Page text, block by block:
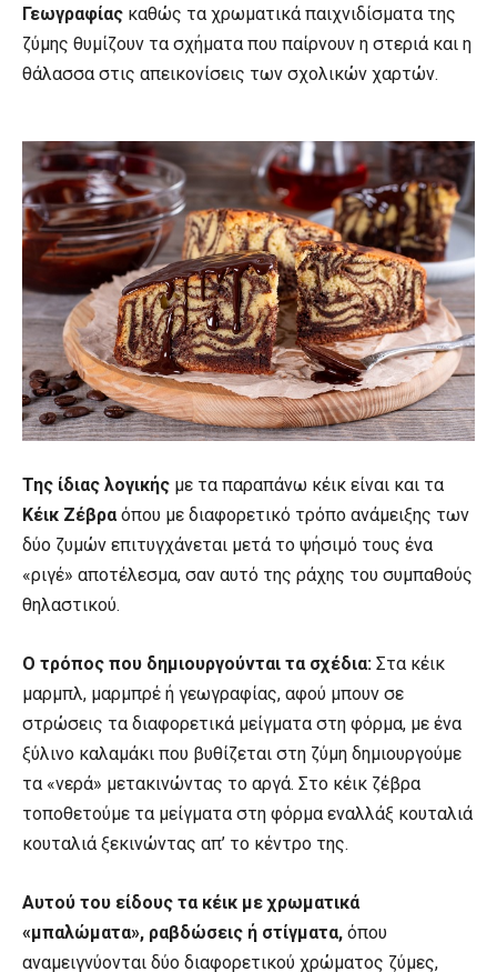
Γεωγραφίας καθώς τα χρωματικά παιχνιδίσματα της
ζύμης θυμίζουν τα σχήματα που παίρνουν η στεριά και η
θάλασσα στις απεικονίσεις των σχολικών χαρτών.
Της ίδιας λογικής με τα παραπάνω κέικ είναι και τα
Κέικ Ζέβραόπου με διαφορετικό τρόπο ανάμειξης των
δύο ζυμών επιτυγχάνεται μετά το ψήσιμό τους ένα
«ριγέ» αποτέλεσμα, σαν αυτό της ράχης του συμπαθούς
θηλαστικού.
Ο τρόπος που δημιουργούνται τα σχέδια: Στα κέικ
μαρμπλ, μαρμπρέ ή γεωγραφίας, αφού μπουν σε
στρώσεις τα διαφορετικά μείγματα στη φόρμα, με ένα
ξύλινο καλαμάκι που βυθίζεται στη ζύμη δημιουργούμε
τα «νερά» μετακινώντας το αργά. Στο κέικ ζέβρα
τοποθετούμε τα μείγματα στη φόρμα εναλλάξ κουταλιά
κουταλιά ξεκινώντας απ’ το κέντρο της.
Αυτού του είδους τα κέικ με χρωματικά
«μπαλώματα», ραβδώσεις ή στίγματα, όπου
αναμειγνύονται δύο διαφορετικού χρώματος ζύμες,